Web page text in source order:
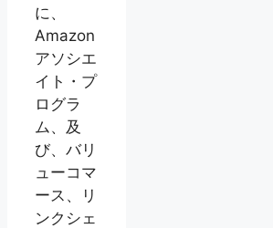
に、
Amazon
アソシエ
イト・プ
ログラ
ム、及
び、バリ
ューコマ
ース、リ
ンクシェ